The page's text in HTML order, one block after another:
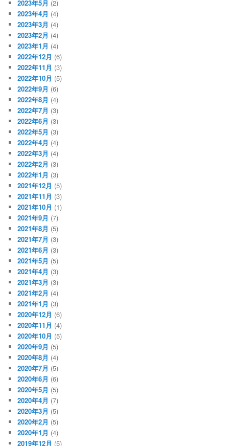
2023年5月 (2)
2023年4月 (4)
2023年3月 (4)
2023年2月 (4)
2023年1月 (4)
2022年12月 (6)
2022年11月 (3)
2022年10月 (5)
2022年9月 (6)
2022年8月 (4)
2022年7月 (3)
2022年6月 (3)
2022年5月 (3)
2022年4月 (4)
2022年3月 (4)
2022年2月 (3)
2022年1月 (3)
2021年12月 (5)
2021年11月 (3)
2021年10月 (1)
2021年9月 (7)
2021年8月 (5)
2021年7月 (3)
2021年6月 (3)
2021年5月 (5)
2021年4月 (3)
2021年3月 (3)
2021年2月 (4)
2021年1月 (3)
2020年12月 (6)
2020年11月 (4)
2020年10月 (5)
2020年9月 (5)
2020年8月 (4)
2020年7月 (5)
2020年6月 (6)
2020年5月 (5)
2020年4月 (7)
2020年3月 (5)
2020年2月 (5)
2020年1月 (4)
2019年12月 (5)